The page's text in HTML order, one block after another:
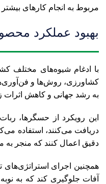
مربوط به انجام کارهای
بهبود عملکرد
کشاورزی، روش‌ها و
به رشد جهانی و کاهش اثرات
دریافت می‌کنند، استفاده
دقیق اعمال کنند که منجر به
همچنین اجرای
آفات جلوگیری کند که به